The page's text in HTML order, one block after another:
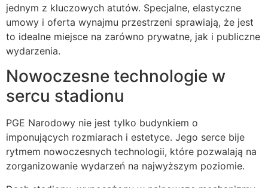
jednym z kluczowych atutów. Specjalne, elastyczne
umowy i oferta wynajmu przestrzeni sprawiają, że jest
to idealne miejsce na zarówno prywatne, jak i publiczne
wydarzenia.
Nowoczesne technologie w
sercu stadionu
PGE Narodowy nie jest tylko budynkiem o
imponujących rozmiarach i estetyce. Jego serce bije
rytmem nowoczesnych technologii, które pozwalają na
zorganizowanie wydarzeń na najwyższym poziomie.